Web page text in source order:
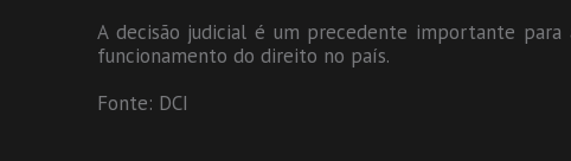
A decisão judicial é um precedente importante
funcionamento do direito no país.
Fonte: DCI